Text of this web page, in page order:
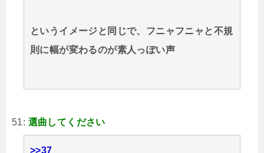
というイメージと同じで、フニャフニャと不規
則に幅が変わるのが素人っぽい声
51: 選曲してください
>>37